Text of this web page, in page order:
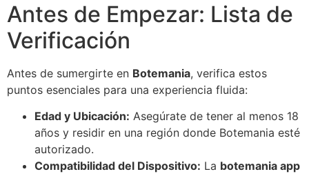
Antes de Empezar: Lista de
Verificación
Antes de sumergirte en Botemania, verifica estos
puntos esenciales para una experiencia fluida:
Edad y Ubicación: Asegúrate de tener al menos 18
años y residir en una región donde Botemania esté
autorizado.
Compatibilidad del Dispositivo: La botemania app